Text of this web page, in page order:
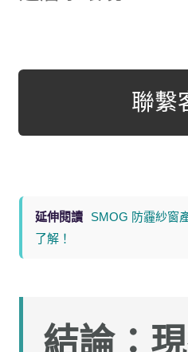
聯繫
延伸閱讀
SMOG 防霾紗窗
了解！
結論：